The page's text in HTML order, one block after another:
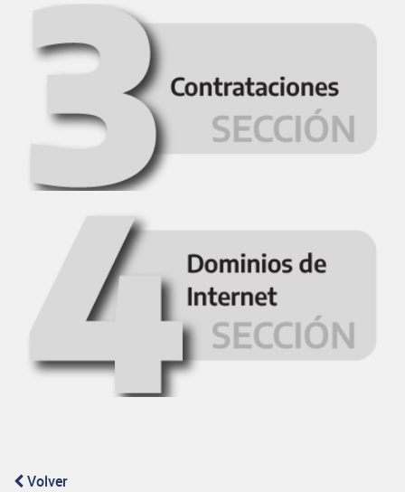
Volver